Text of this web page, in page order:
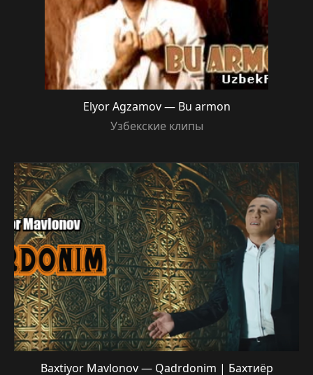
Elyor Agzamov — Bu armon
Узбекские клипы
Baxtiyor Mavlonov — Qadrdonim | Бахтиёр